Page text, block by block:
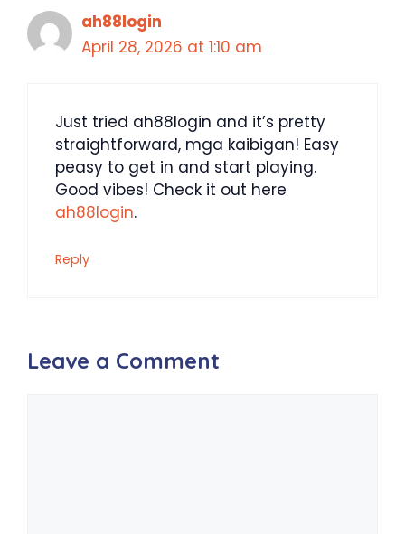
ah88login
April 28, 2026 at 1:10 am
Just tried ah88login and it’s pretty
straightforward, mga kaibigan! Easy
peasy to get in and start playing.
Good vibes! Check it out here
ah88login.
Reply
Leave a Comment